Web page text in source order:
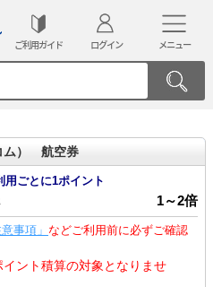
ご利用ガイド ログイン メニュー
ム） 航空券
用ごとに1ポイント
1～2倍
事項」 などご利用前に必ずご確認
ント積算の対象となりませ